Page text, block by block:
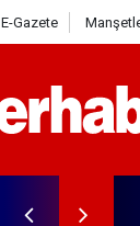
E-Gazete